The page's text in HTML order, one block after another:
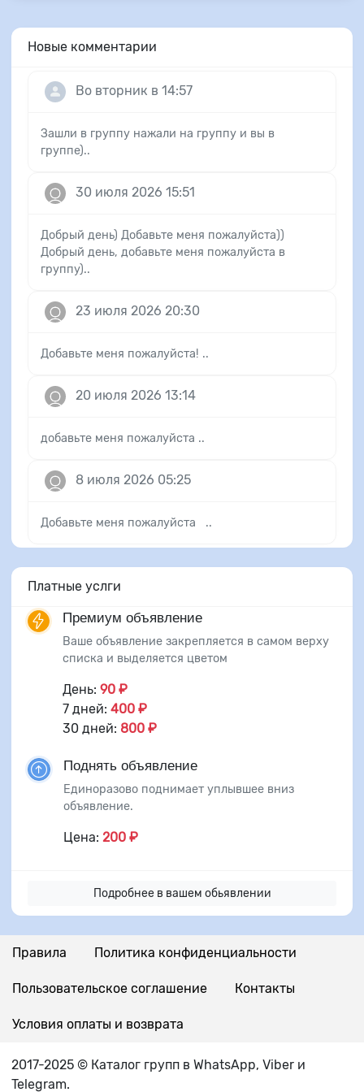
Новые комментарии
Во вторник в 14:57
Зашли в группу нажали на группу и вы в
группе)..
30 июля 2026 15:51
Добрый день) Добавьте меня пожалуйста))
Добрый день, добавьте меня пожалуйста в
группу)..
23 июля 2026 20:30
Добавьте меня пожалуйста! ..
20 июля 2026 13:14
добавьте меня пожалуйста ..
8 июля 2026 05:25
Добавьте меня пожалуйста ..
Платные услги
Премиум объявление
Ваше объявление закрепляется в самом верху
списка и выделяется цветом
День: 90 ₽
7 дней: 400 ₽
30 дней: 800 ₽
Поднять объявление
Единоразово поднимает уплывшее вниз
объявление.
Цена: 200 ₽
Подробнее в вашем обьявлении
Правила Политика конфиденциальности
Пользовательское соглашение Контакты
Условия оплаты и возврата
2017-2025 © Каталог групп в WhatsApp, Viber и
Telegram.